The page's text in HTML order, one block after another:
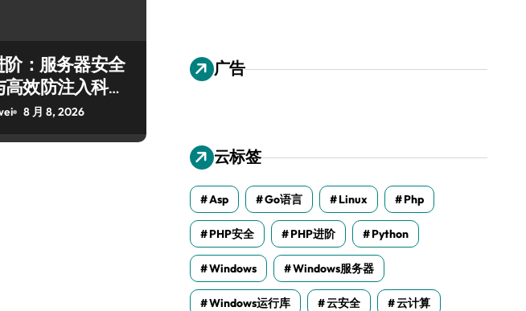
阶：服务器安全
效防注入科技
解析8 月 8, 2026
广告
云标签
Asp Go语言 Linux Php
PHP安全 PHP进阶 Python
Windows Windows服务器
Windows运行库 云安全 云计算